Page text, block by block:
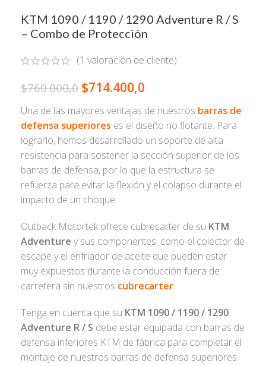
KTM 1090 / 1190 / 1290 Adventure R / S
– Combo de Protección
(1 valoración de cliente)
$760.000,0 $714.400,0
Una de las mayores ventajas de nuestros barras de
defensa superiores es el diseño no flotante. Para
lograrlo, hemos desarrollado un soporte de alta
resistencia para sostener la sección superior de los
barras de defensa, por lo que la estructura se
refuerza para evitar la flexión y el colapso durante el
impacto de un choque.
Outback Motortek ofrece cubrecarter de su KTM
Adventure y sus componentes, como el colector de
escape y el enfriador de aceite que pueden estar
muy expuestos durante la conducción fuera de
carretera sin nuestros cubrecarter.
Tenga en cuenta que su KTM 1090 / 1190 / 1290
Adventure R / S debe estar equipada con barras de
defensa inferiores KTM de fábrica para completar el
montaje de nuestros barras de defensa superiores.